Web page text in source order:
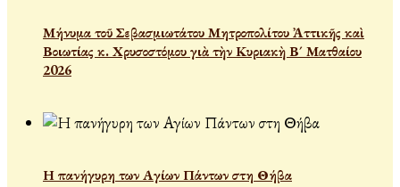
Μήνυμα τοῦ Σεβασμιωτάτου Μητροπολίτου Ἀττικῆς καὶ
Βοιωτίας κ. Χρυσοστόμου γιὰ τὴν Κυριακὴ Β´ Ματθαίου
2026
Η πανήγυρη των Αγίων Πάντων στη Θήβα